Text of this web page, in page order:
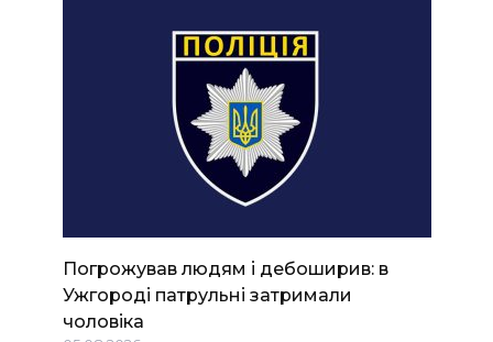
Погрожував людям і дебоширив: в
Ужгороді патрульні затримали
чоловіка